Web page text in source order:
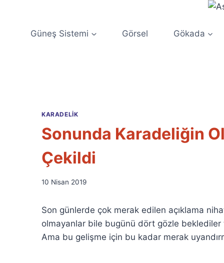
Güneş Sistemi Görsel Gökada
KARADELIK
Sonunda Karadeliğin
Çekildi
By
Özyar
10 Nisan 2019
Son günlerde çok merak edilen açıklama
olmayanlar bile bugünü dört gözle
Ama bu gelişme için bu kadar merak